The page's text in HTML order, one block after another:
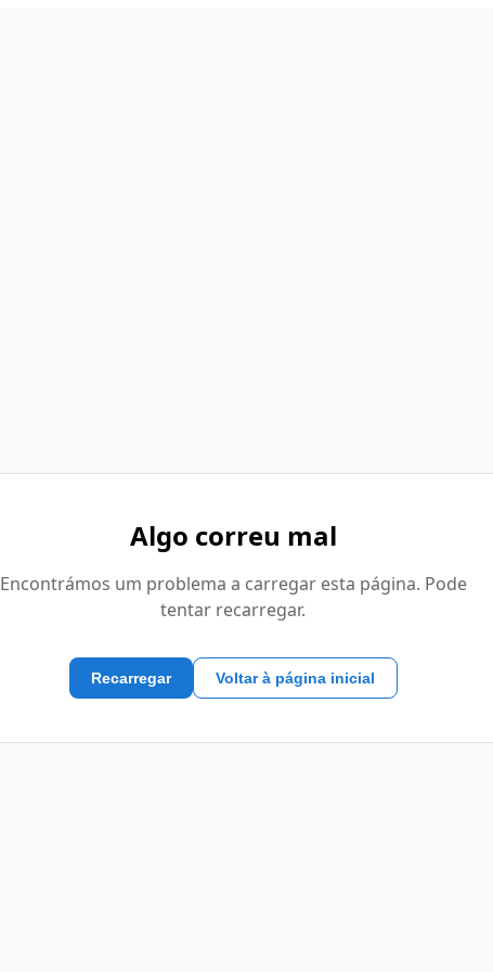
Algo correu mal
Encontrámos um problema a carregar esta página. Pode
tentar recarregar.
Recarregar Voltar à página inicial